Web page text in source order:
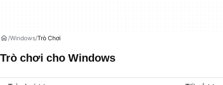
Windows Trò Chơi
Trò chơi cho Windows